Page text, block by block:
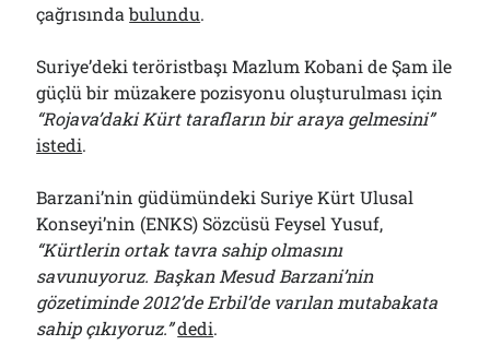
çağrısındabulundu.
Suriye’deki teröristbaşı Mazlum Kobani de Şam ile
güçlü bir müzakere pozisyonu oluşturulması için
“Rojava’daki Kürt tarafların bir araya gelmesini”
istedi.
Barzani’nin güdümündeki Suriye Kürt Ulusal
Konseyi’nin (ENKS) Sözcüsü Feysel Yusuf,
“Kürtlerin ortak tavra sahip olmasını
savunuyoruz. Başkan Mesud Barzani’nin
gözetiminde 2012’de Erbil’de varılan mutabakata
sahip çıkıyoruz.”dedi.